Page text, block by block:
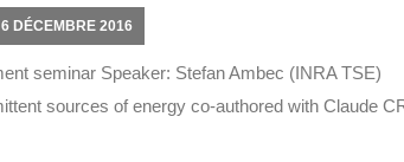
6 DÉCEMBRE 2016
seminar Speaker: Stefan Ambec (INRA TSE)
sources of energy co-authored with Claude